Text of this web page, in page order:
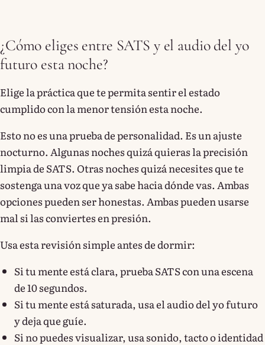
¿Cómo eliges entre SATS y el audio del yo
futuro esta noche?
Elige la práctica que te permita sentir el estado
cumplido con la menor tensión esta noche.
Esto no es una prueba de personalidad. Es un ajuste
nocturno. Algunas noches quizá quieras la precisión
limpia de SATS. Otras noches quizá necesites que te
sostenga una voz que ya sabe hacia dónde vas. Ambas
opciones pueden ser honestas. Ambas pueden usarse
mal si las conviertes en presión.
Usa esta revisión simple antes de dormir:
Si tu mente está clara, prueba SATS con una escena
de 10 segundos.
Si tu mente está saturada, usa el audio del yo futuro
y deja que guíe.
Si no puedes visualizar, usa sonido, tacto o identidad